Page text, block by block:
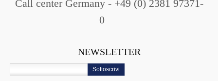
Call center Germany - +49 (0) 2381 97371-
0
NEWSLETTER
Sottoscrivi